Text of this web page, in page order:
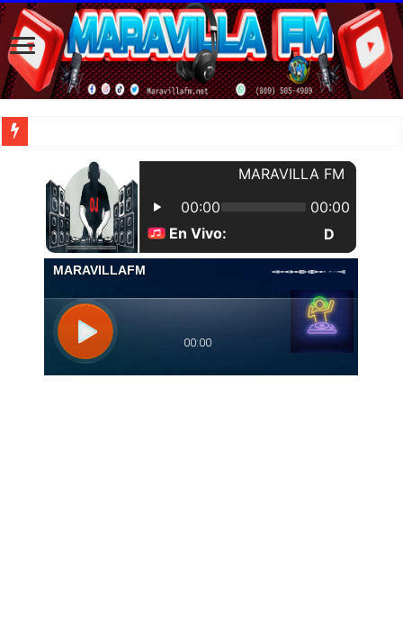
| Apunta estos lugares en tu lista de viajes para este año, ya que República